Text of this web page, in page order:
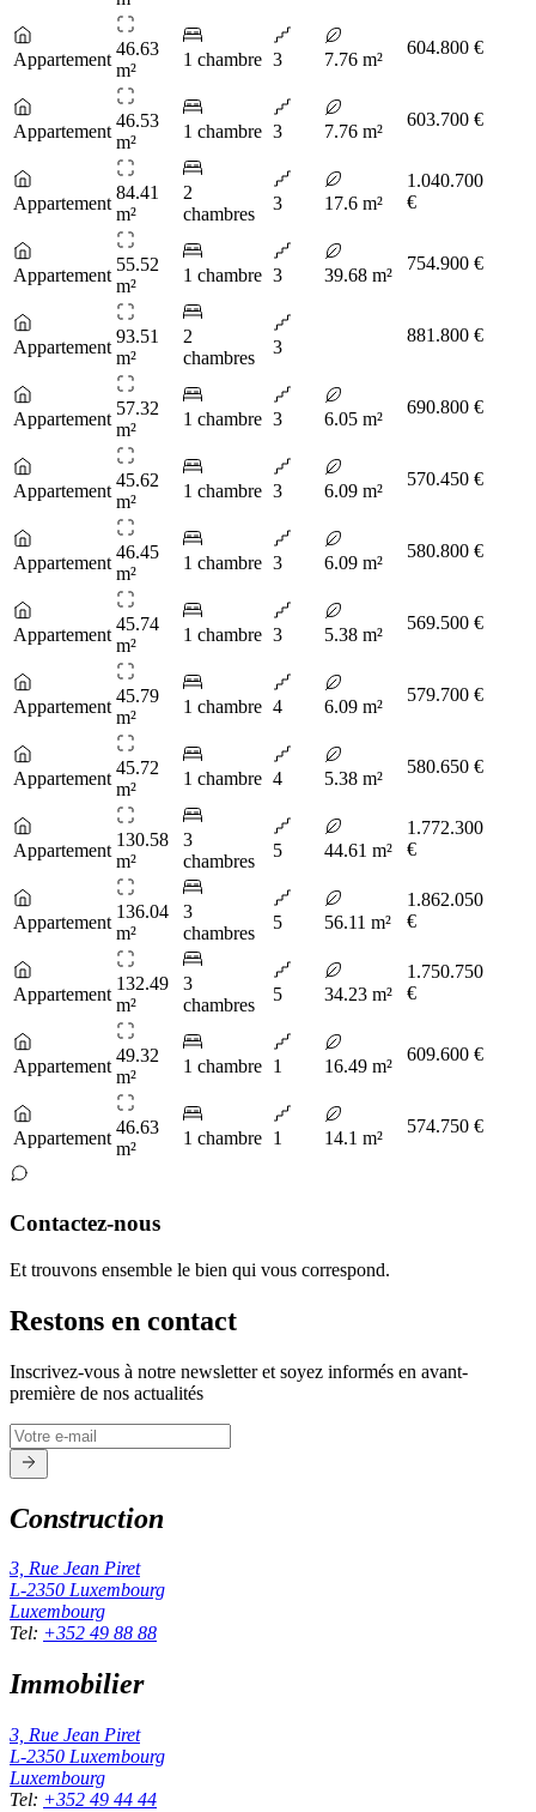
Appartement
46.63
m²
1 chambre 3 7.76 m²
604.800 €
Appartement
46.53
m²
1 chambre 3 7.76 m²
603.700 €
Appartement
84.41
m²
2
chambres
3 17.6 m²
1.040.700
€
Appartement
55.52
m²
1 chambre 3 39.68 m²
754.900 €
Appartement
93.51
m²
2
chambres
3
881.800 €
Appartement
57.32
m²
1 chambre 3 6.05 m²
690.800 €
Appartement
45.62
m²
1 chambre 3 6.09 m²
570.450 €
Appartement
46.45
m²
1 chambre 3 6.09 m²
580.800 €
Appartement
45.74
m²
1 chambre 3 5.38 m²
569.500 €
Appartement
45.79
m²
1 chambre 4 6.09 m²
579.700 €
Appartement
45.72
m²
1 chambre 4 5.38 m²
580.650 €
Appartement
130.58
m²
3
chambres
5 44.61 m²
1.772.300
€
Appartement
136.04
m²
3
chambres
5 56.11 m²
1.862.050
€
Appartement
132.49
m²
3
chambres
5 34.23 m²
1.750.750
€
Appartement
49.32
m²
1 chambre 1 16.49 m²
609.600 €
Appartement
46.63
m²
1 chambre 1 14.1 m²
574.750 €
Contactez-nous
Et trouvons ensemble le bien qui vous correspond.
Restons en contact
Inscrivez-vous à notre newsletter et soyez informés en avant-
première de nos actualités
Construction
3, Rue Jean Piret
L-2350 Luxembourg
Luxembourg
Tel: +352 49 88 88
Immobilier
3, Rue Jean Piret
L-2350 Luxembourg
Luxembourg
Tel: +352 49 44 44